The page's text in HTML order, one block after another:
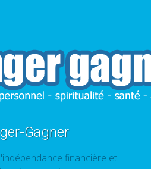
Gagner
financière et